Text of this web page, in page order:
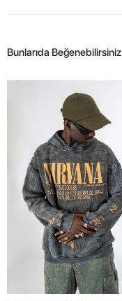
Bunlarıda Beğenebilirsiniz